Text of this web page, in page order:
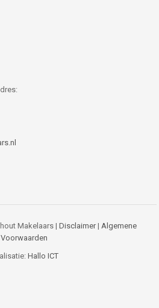
Makelaars | Disclaimer| Algemene
Voorwaarden
Hallo ICT